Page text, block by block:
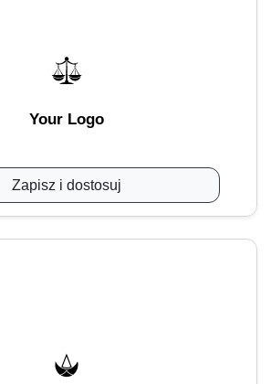
Your Logo
Zapisz i dostosuj